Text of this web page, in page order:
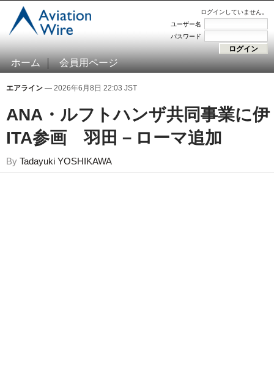
ログインしていません。
ユーザー名
パスワード
ホーム 会員用ページ
エアライン — 2026年6月8日 22:03 JST
ANA・ルフトハンザ共同事業に伊
ITA参画 羽田－ローマ追加
By Tadayuki YOSHIKAWA